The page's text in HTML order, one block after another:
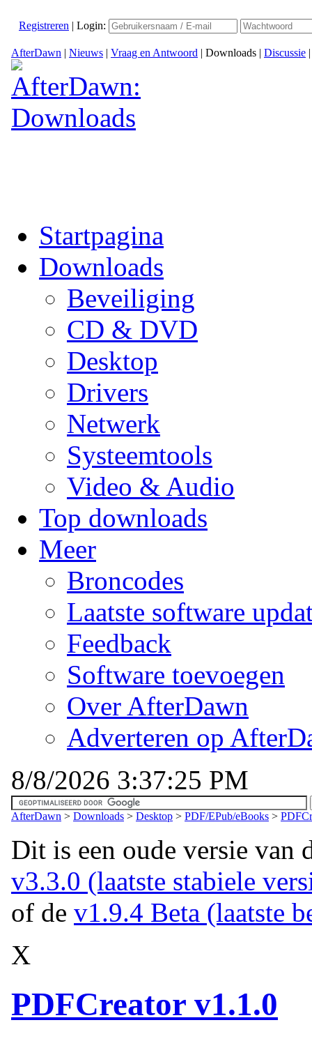
Registreren | Login:
AfterDawn | Nieuws | Vraag en Antwoord | Downloads | Discussie
Startpagina
Downloads
Beveiliging
CD & DVD
Desktop
Drivers
Netwerk
Systeemtools
Video & Audio
Top downloads
Meer
Broncodes
Laatste software
Feedback
Software toevoegen
Over AfterDawn
Adverteren op
8/8/2026 3:37:25 PM
AfterDawn > Downloads > Desktop > PDF/EPub/eBooks >
Dit is een oude versie van
v3.3.0 (laatste stabiele
of de v1.9.4 Beta (laatste
X
PDFCreator v1.1.0